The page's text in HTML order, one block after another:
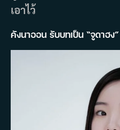
เอาไว้
คังนาออน รับบทเป็น “จูดาฮง”